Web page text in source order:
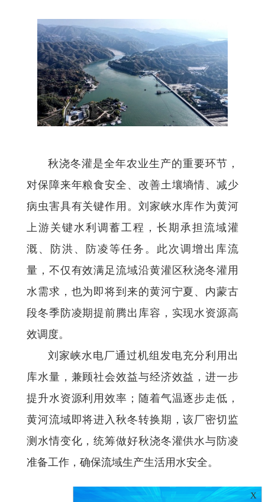
秋浇冬灌是全年农业生产的重要环节，
对保障来年粮食安全、改善土壤墒情、减少
病虫害具有关键作用。刘家峡水库作为黄河
上游关键水利调蓄工程，长期承担流域灌
溉、防洪、防凌等任务。此次调增出库流
量，不仅有效满足流域沿黄灌区秋浇冬灌用
水需求，也为即将到来的黄河宁夏、内蒙古
段冬季防凌期提前腾出库容，实现水资源高
效调度。
刘家峡水电厂通过机组发电充分利用出
库水量，兼顾社会效益与经济效益，进一步
提升水资源利用效率；随着气温逐步走低，
黄河流域即将进入秋冬转换期，该厂密切监
测水情变化，统筹做好秋浇冬灌供水与防凌
准备工作，确保流域生产生活用水安全。
X